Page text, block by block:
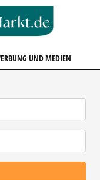
UND MEDIEN